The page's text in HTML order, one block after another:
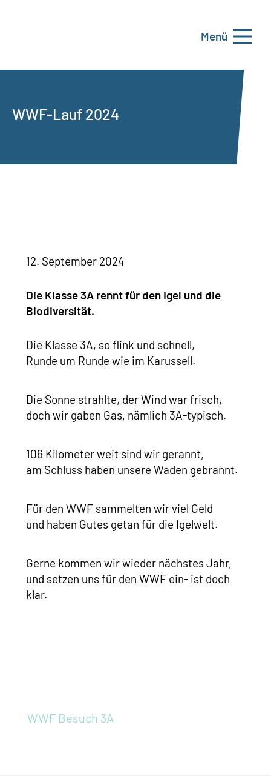
Menü
WWF-Lauf 2024
12. September 2024
Die Klasse 3A rennt für den Igel und die
Biodiversität.
Die Klasse 3A, so flink und schnell,
Runde um Runde wie im Karussell.
Die Sonne strahlte, der Wind war frisch,
doch wir gaben Gas, nämlich 3A-typisch.
106 Kilometer weit sind wir gerannt,
am Schluss haben unsere Waden gebrannt.
Für den WWF sammelten wir viel Geld
und haben Gutes getan für die Igelwelt.
Gerne kommen wir wieder nächstes Jahr,
und setzen uns für den WWF ein- ist doch
klar.
WWF Besuch 3A